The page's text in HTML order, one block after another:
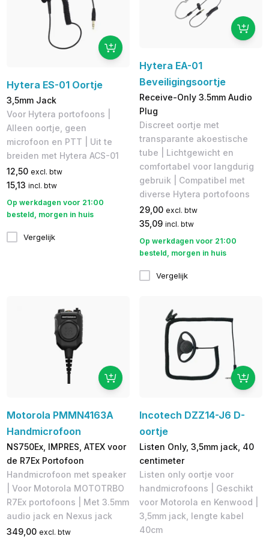
Hytera ES-01 Oortje
3,5mm Jack
Voor Hytera portofoons |
Alleen oortje, geen
microfoon en PTT | Uit te
breiden met Hytera ACS-01
12,50 excl. btw
15,13 incl. btw
Op werkdagen voor 21:00
besteld, morgen in huis
Vergelijk
Hytera EA-01
Beveiligingsoortje
Receive-Only 3.5mm Audio
Plug
Discreet oortje met
transparante akoestische
tube | Lichtgewicht en
comfortabel voor langdurig
gebruik | Compatibel met
diverse Hytera portofoons
29,00 excl. btw
35,09 incl. btw
Op werkdagen voor 21:00
besteld, morgen in huis
Vergelijk
Motorola PMMN4163A
Handmicrofoon
NS750Ex, IMPRES, ATEX voor
de R7Ex Portofoon
Handmicrofoon met speaker
| Voor Motorola MOTOTRBO
R7Ex portofoons | Met 3.5mm
audio jack en Nexus jack
349,00 excl. btw
Incotech DZZ14-J6 D-
oortje
Listen Only, 3,5mm jack, 40
centimeter
Listen only oortje voor
handmicrofoons | Geschikt
voor Motorola en Kenwood |
3,5mm jack, lengte kabel
40cm